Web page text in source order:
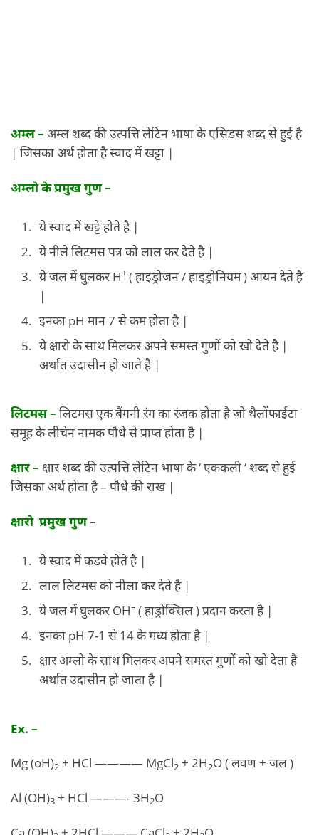
अम्ल – अम्ल शब्द की उत्पत्ति लेटिन भाषा के एसिडस शब्द से हुई है
| जिसका अर्थ होता है स्वाद में खट्टा |
अम्लो के प्रमुख गुण –
ये स्वाद में खट्टे होते है |
ये नीले लिटमस पत्र को लाल कर देते है |
ये जल में घुलकर H+( हाइड्रोजन / हाइड्रोनियम ) आयन देते है
|
इनका pH मान 7 से कम होता है |
ये क्षारो के साथ मिलकर अपने समस्त गुणों को खो देते है |
अर्थात उदासीन हो जाते है |
लिटमस – लिटमस एक बैंगनी रंग का रंजक होता है जो थैलोंफाईटा
समूह के लीचेन नामक पौधे से प्राप्त होता है |
क्षार – क्षार शब्द की उत्पत्ति लेटिन भाषा के ‘ एककली ‘ शब्द से हुई
जिसका अर्थ होता है – पौधे की राख |
क्षारो प्रमुख गुण–
ये स्वाद में कडवे होते है |
लाल लिटमस को नीला कर देते है |
ये जल में घुलकर OH– ( हाड्रोक्सिल ) प्रदान करता है |
इनका pH 7-1 से 14 के मध्य होता है |
क्षार अम्लो के साथ मिलकर अपने समस्त गुणों को खो देता है
अर्थात उदासीन हो जाता है |
Ex. –
Mg (oH)2 + HCl ———— MgCl2 + 2H2O ( लवण + जल )
Al (OH)3 + HCl ———- 3H2O